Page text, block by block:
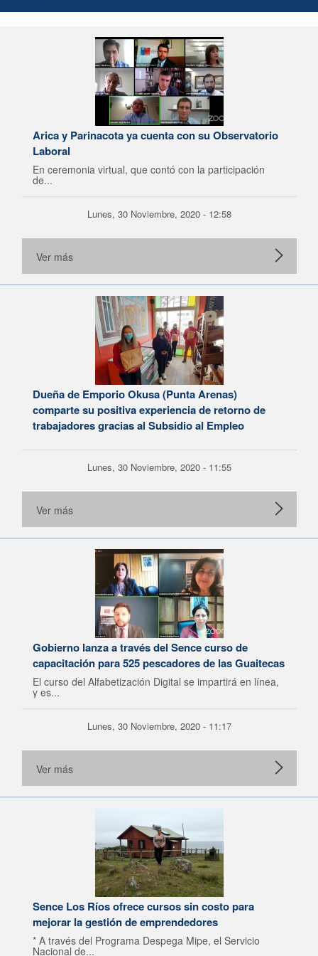
Arica y Parinacota ya cuenta con su Observatorio
Laboral
En ceremonia virtual, que contó con la participación
de...
Lunes, 30 Noviembre, 2020 - 12:58
Ver más
Dueña de Emporio Okusa (Punta Arenas)
comparte su positiva experiencia de retorno de
trabajadores gracias al Subsidio al Empleo
Lunes, 30 Noviembre, 2020 - 11:55
Ver más
Gobierno lanza a través del Sence curso de
capacitación para 525 pescadores de las Guaitecas
El curso del Alfabetización Digital se impartirá en línea,
y es...
Lunes, 30 Noviembre, 2020 - 11:17
Ver más
Sence Los Ríos ofrece cursos sin costo para
mejorar la gestión de emprendedores
* A través del Programa Despega Mipe, el Servicio
Nacional de...